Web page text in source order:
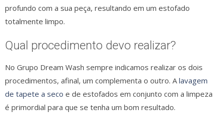
profundo com a sua peça, resultando em um estofado
totalmente limpo.
Qual procedimento devo realizar?
No Grupo Dream Wash sempre indicamos realizar os dois
procedimentos, afinal, um complementa o outro. Alavagem
de tapete a seco e de estofados em conjunto com a limpeza
é primordial para que se tenha um bom resultado.